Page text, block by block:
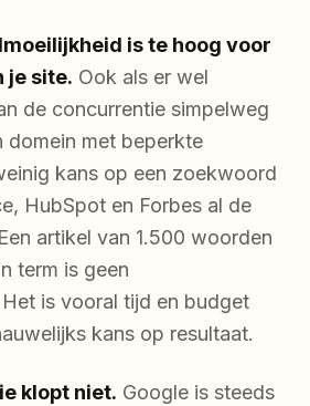
is te hoog voor
je site. Ook als er wel
de concurrentie simpelweg
domein met beperkte
kans op een zoekwoord
HubSpot en Forbes al de
artikel van 1.500 woorden
term is geen
is vooral tijd en budget
kans op resultaat.
klopt niet. Google is steeds